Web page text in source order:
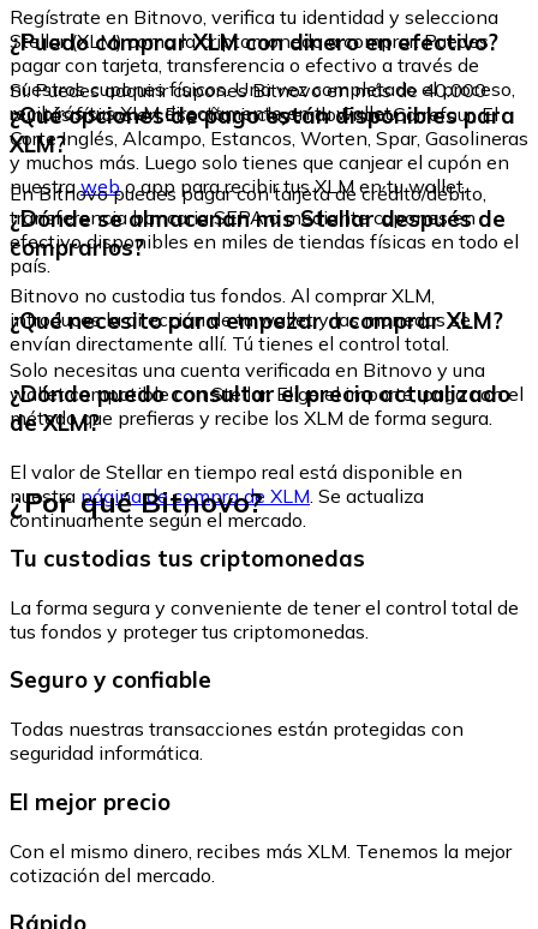
Regístrate en Bitnovo, verifica tu identidad y selecciona
Stellar (XLM) como la criptomoneda a comprar. Puedes
pagar con tarjeta, transferencia o efectivo a través de
nuestros cupones físicos. Una vez completado el proceso,
recibirás tus XLM directamente en tu wallet.
¿Puedo comprar XLM con dinero en efectivo?
Sí. Puedes adquirir cupones Bitnovo en más de 40.000
puntos físicos en España, incluyendo Fnac, Carrefour, El
Corte Inglés, Alcampo, Estancos, Worten, Spar, Gasolineras
y muchos más. Luego solo tienes que canjear el cupón en
nuestrawebo app para recibir tus XLM en tu wallet.
¿Qué opciones de pago están disponibles para
XLM?
En Bitnovo puedes pagar con tarjeta de crédito/débito,
transferencia bancaria SEPA o mediante cupones en
efectivo disponibles en miles de tiendas físicas en todo el
país.
¿Dónde se almacenan mis Stellar después de
comprarlos?
Bitnovo no custodia tus fondos. Al comprar XLM,
introduces la dirección de tu wallet y las monedas se
envían directamente allí. Tú tienes el control total.
¿Qué necesito para empezar a comprar XLM?
Solo necesitas una cuenta verificada en Bitnovo y una
wallet compatible con Stellar. Elige el importe, paga con el
método que prefieras y recibe los XLM de forma segura.
¿Dónde puedo consultar el precio actualizado
de XLM?
El valor de Stellar en tiempo real está disponible en
nuestra página de compra de XLM. Se actualiza
continuamente según el mercado.
¿Por qué Bitnovo?
Tu custodias tus criptomonedas
La forma segura y conveniente de tener el control total de
tus fondos y proteger tus criptomonedas.
Seguro y confiable
Todas nuestras transacciones están protegidas con
seguridad informática.
El mejor precio
Con el mismo dinero, recibes más XLM. Tenemos la mejor
cotización del mercado.